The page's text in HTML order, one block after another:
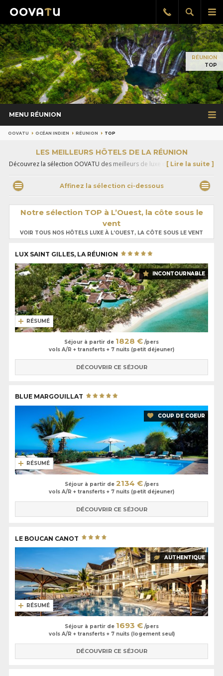
le
Afficher
la
Rappel
gratuit
RÉUNION
TOP
MENU RÉUNION
OOVATU OCÉAN INDIEN RÉUNION TOP
LES MEILLEURS HÔTELS DE LA RÉUNION
Découvrez la sélection OOVATU des meilleurs de luxe de l'île de la
environnements d'exception et spécialement choisis pour répondre aux
attentes des voyageurs les plus exigeants.
[ Lire la suite ]
Affinez la sélection ci-dessous
Notre sélection TOP à L’Ouest, la côte sous le
vent
VOIR TOUS NOS HÔTELS LUXE À L’OUEST, LA CÔTE SOUS LE VENT
LUX SAINT GILLES, LA RÉUNION
INCONTOURNABLE
RÉSUMÉ
Séjour à partir de 1828 € /pers
vols A/R + transferts + 7 nuits (petit déjeuner)
DÉCOUVRIR CE SÉJOUR
BLUE MARGOUILLAT
COUP DE COEUR
RÉSUMÉ
Séjour à partir de 2134 €/pers
vols A/R + transferts + 7 nuits (petit déjeuner)
DÉCOUVRIR CE SÉJOUR
LE BOUCAN CANOT
AUTHENTIQUE
RÉSUMÉ
Séjour à partir de 1693 €/pers
vols A/R + transferts + 7 nuits (logement seul)
DÉCOUVRIR CE SÉJOUR